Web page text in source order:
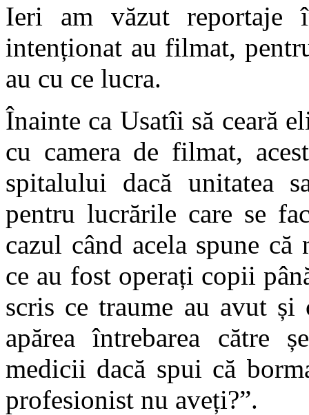
Ieri am văzut reportaje
intenționat au filmat,
au cu ce lucra.
Înainte ca Usatîi să ceară
cu camera de filmat,
spitalului dacă unitatea
pentru lucrările care se
cazul când acela spune
ce au fost operați copii
scris ce traume au avut
apărea întrebarea către
medicii dacă spui că
profesionist nu aveți?”.